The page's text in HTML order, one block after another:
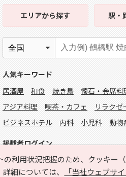
利用状況把握のため、クッキー
細については、
「当社ウェブサ
エリアから探す 駅・
人気キーワード
居酒屋
和食 焼き鳥 懐石・会席料
アジア料理
喫茶・カフェ リラクゼ
ビジネスホテル
内科 小児科 動物
掲載者ログイン